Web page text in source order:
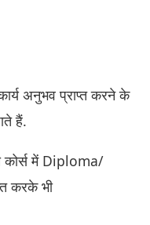
अनुभव प्राप्त करने के
हैं.
कोर्स में Diploma/
करके भी